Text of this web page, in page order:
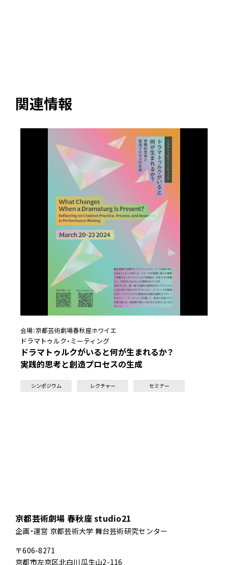
関連情報
会場：京都芸術劇場春秋座ホワイエ
ドラマトゥルク・ミーティング
ドラマトゥルクがいると何が生まれるか？
実践的思考と創造プロセスの生成
シンポジウム レクチャー セミナー
京都芸術劇場 春秋座 studio21
企画・運営 京都芸術大学 舞台芸術研究センター
〒606-8271
京都市左京区北白川瓜生山2-116